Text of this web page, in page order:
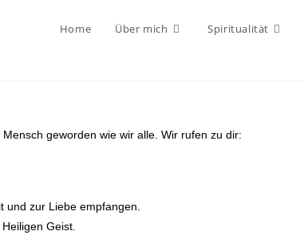
Home Über mich Spiritualität
geworden wie wir alle. Wir rufen zu dir:
und zur Liebe empfangen.
Geist.